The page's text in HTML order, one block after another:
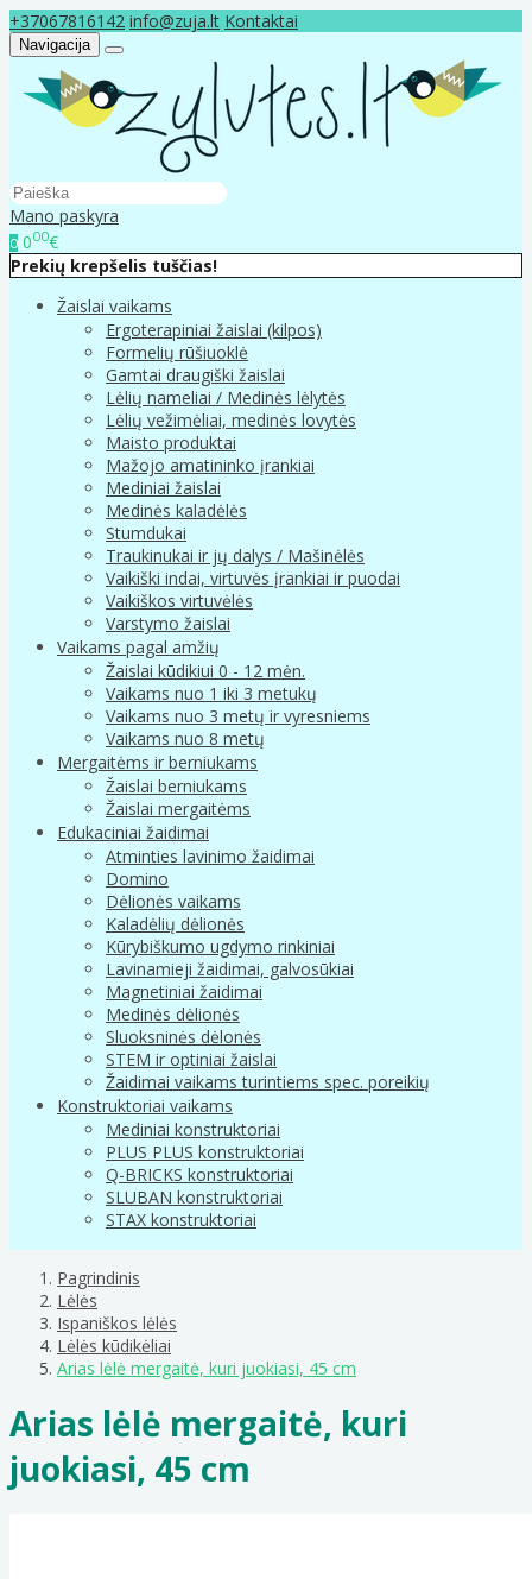
+37067816142 info@zuja.lt Kontaktai
Navigacija
Mano paskyra
0 000€
Prekių krepšelis tuščias!
Žaislai vaikams
Ergoterapiniai žaislai (kilpos)
Formelių rūšiuoklė
Gamtai draugiški žaislai
Lėlių nameliai / Medinės lėlytės
Lėlių vežimėliai, medinės lovytės
Maisto produktai
Mažojo amatininko įrankiai
Mediniai žaislai
Medinės kaladėlės
Stumdukai
Traukinukai ir jų dalys / Mašinėlės
Vaikiški indai, virtuvės įrankiai ir puodai
Vaikiškos virtuvėlės
Varstymo žaislai
Vaikams pagal amžių
Žaislai kūdikiui 0 - 12 mėn.
Vaikams nuo 1 iki 3 metukų
Vaikams nuo 3 metų ir vyresniems
Vaikams nuo 8 metų
Mergaitėms ir berniukams
Žaislai berniukams
Žaislai mergaitėms
Edukaciniai žaidimai
Atminties lavinimo žaidimai
Domino
Dėlionės vaikams
Kaladėlių dėlionės
Kūrybiškumo ugdymo rinkiniai
Lavinamieji žaidimai, galvosūkiai
Magnetiniai žaidimai
Medinės dėlionės
Sluoksninės dėlonės
STEM ir optiniai žaislai
Žaidimai vaikams turintiems spec. poreikių
Konstruktoriai vaikams
Mediniai konstruktoriai
PLUS PLUS konstruktoriai
Q-BRICKS konstruktoriai
SLUBAN konstruktoriai
STAX konstruktoriai
Pagrindinis
Lėlės
Ispaniškos lėlės
Lėlės kūdikėliai
Arias lėlė mergaitė, kuri juokiasi, 45 cm
Arias lėlė mergaitė, kuri
juokiasi, 45 cm